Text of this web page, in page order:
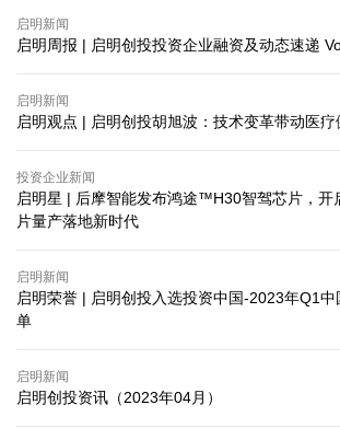
启明新闻
启明周报 | 启明创投投资企业融资及动态速递
启明新闻
启明观点 | 启明创投胡旭波：技术变革带动医
投资企业新闻
启明星 | 后摩智能发布鸿途™H30智驾芯片，开
片量产落地新时代
启明新闻
启明荣誉 | 启明创投入选投资中国-2023年Q1
单
启明新闻
启明创投资讯（2023年04月）